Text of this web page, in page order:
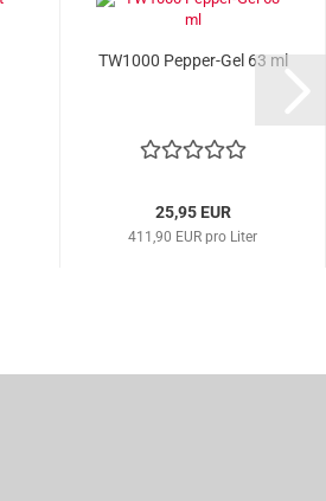
TW1000 Pepper-Gel 63 ml
25,95 EUR
411,90 EUR pro Liter